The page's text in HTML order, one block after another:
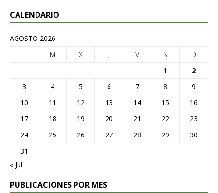
CALENDARIO
AGOSTO 2026
L
M X J V S
D
1
2
3
4 5 6 7 8
9
10
11 12 13 14 15
16
17
18 19 20 21 22
23
24
25 26 27 28 29
30
31
« Jul
PUBLICACIONES POR MES